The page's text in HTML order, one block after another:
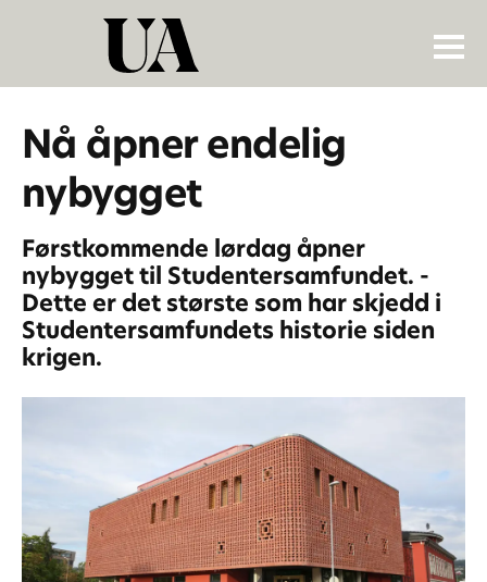
Nå åpner endelig
nybygget
Førstkommende lørdag åpner
nybygget til Studentersamfundet. -
Dette er det største som har skjedd i
Studentersamfundets historie siden
krigen.